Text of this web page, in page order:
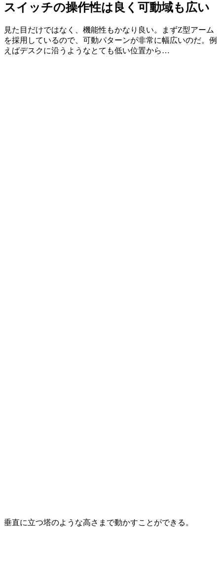
スイッチの操作性は良く可動域も広い
見た目だけではなく、機能性もかなり良い。まずZ型アーム
を採用しているので、可動パターンが非常に幅広いのだ。例
えばデスクに沿うようなとても低い位置から…
垂直に立つ塔のような高さまで動かすことができる。